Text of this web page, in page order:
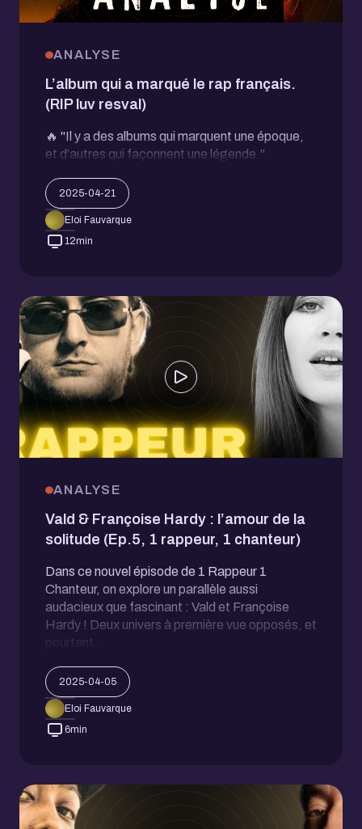
ANALYSE
L’album qui a marqué le rap français.
(RIP luv resval)
🔥 "Il y a des albums qui marquent une époque,
et d’autres qui façonnent une légende."
2025-04-21
Eloi Fauvarque
12min
ANALYSE
Vald & Françoise Hardy : l’amour de la
solitude (Ep.5, 1 rappeur, 1 chanteur)
Dans ce nouvel épisode de 1 Rappeur 1
Chanteur, on explore un parallèle aussi
audacieux que fascinant : Vald et Françoise
Hardy ! Deux univers à première vue opposés, et
pourtant…
2025-04-05
Eloi Fauvarque
6min